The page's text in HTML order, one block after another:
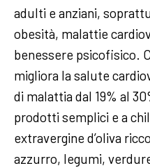
adulti e anziani,
obesità, malattie
benessere psicofisico.
migliora la salute
di malattia dal 19% al
prodotti semplici e a
extravergine d’oliva
azzurro, legumi,